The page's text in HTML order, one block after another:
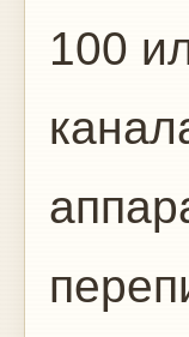
100